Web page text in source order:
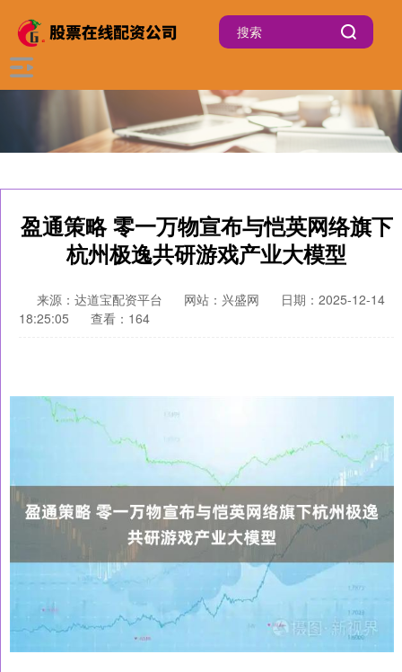
盈通策略 零一万物宣布与恺英网络旗下
杭州极逸共研游戏产业大模型
来源：达道宝配资平台 网站：兴盛网
日期：2025-12-14
18:25:05
查看：164